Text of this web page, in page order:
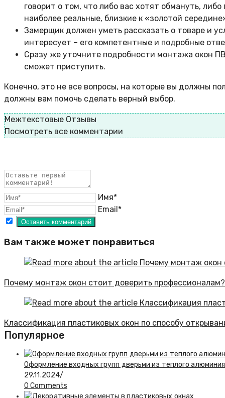
говорит о том, что либо вас хотят обмануть,
наиболее реальные, близкие к «золотой
Замерщик должен уметь рассказать о товаре и
интересует – его компетентные и подробные
Сразу же уточните подробности монтажа окон
сможет приступить.
Конечно, это не все вопросы, на которые вы должны
должны вам помочь сделать верный выбор.
Межтекстовые Отзывы
Посмотреть все комментарии
Имя*
Email*
Вам также может понравиться
Почему монтаж окон стоит доверить профессионалам?
Классификация пластиковых окон по способу
Популярное
Оформление входных групп дверьми из теплого алюминия
29.11.2024/
0 Comments